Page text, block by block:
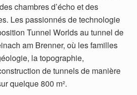
chambres d’écho et des
Les passionnés de technologie
Tunnel Worlds au tunnel de
am Brenner, où les familles
la topographie,
de tunnels de manière
quelque 800 m².